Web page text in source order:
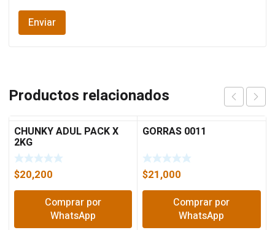
Productos relacionados
CHUNKY ADUL PACK X
2KG
$20,200
Comprar por
WhatsApp
GORRAS 0011
$21,000
Comprar por
WhatsApp